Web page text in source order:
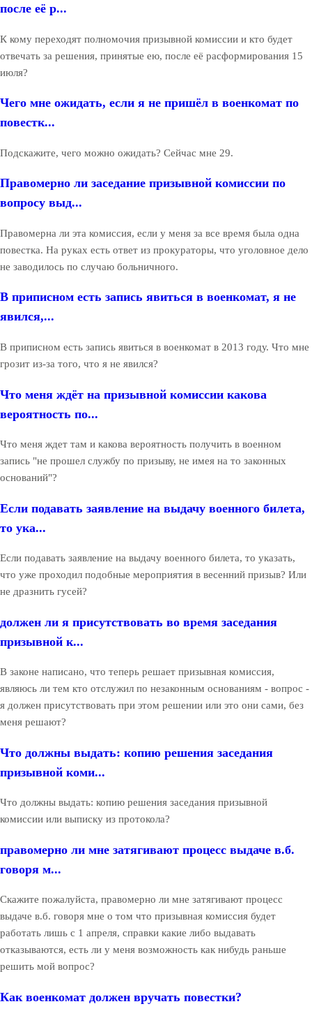
после её р...
К кому переходят полномочия призывной комиссии и кто будет
отвечать за решения, принятые ею, после её расформирования 15
июля?
Чего мне ожидать, если я не пришёл в военкомат по
повестк...
Подскажите, чего можно ожидать? Сейчас мне 29.
Правомерно ли заседание призывной комиссии по
вопросу выд...
Правомерна ли эта комиссия, если у меня за все время была одна
повестка. На руках есть ответ из прокураторы, что уголовное дело
не заводилось по случаю больничного.
В приписном есть запись явиться в военкомат, я не
явился,...
В приписном есть запись явиться в военкомат в 2013 году. Что мне
грозит из-за того, что я не явился?
Что меня ждёт на призывной комиссии какова
вероятность по...
Что меня ждет там и какова вероятность получить в военном
запись "не прошел службу по призыву, не имея на то законных
оснований"?
Если подавать заявление на выдачу военного билета,
то ука...
Если подавать заявление на выдачу военного билета, то указать,
что уже проходил подобные мероприятия в весенний призыв? Или
не дразнить гусей?
должен ли я присутствовать во время заседания
призывной к...
В законе написано, что теперь решает призывная комиссия,
являюсь ли тем кто отслужил по незаконным основаниям - вопрос -
я должен присутствовать при этом решении или это они сами, без
меня решают?
Что должны выдать: копию решения заседания
призывной коми...
Что должны выдать: копию решения заседания призывной
комиссии или выписку из протокола?
правомерно ли мне затягивают процесс выдаче в.б.
говоря м...
Скажите пожалуйста, правомерно ли мне затягивают процесс
выдаче в.б. говоря мне о том что призывная комиссия будет
работать лишь с 1 апреля, справки какие либо выдавать
отказываются, есть ли у меня возможность как нибудь раньше
решить мой вопрос?
Как военкомат должен вручать повестки?